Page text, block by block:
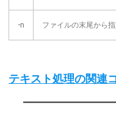
-n ファイルの末尾から
テキスト処理の関連